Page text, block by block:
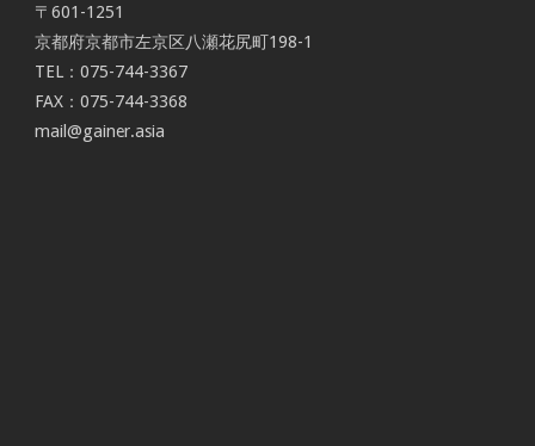
〒601-1251
京都府京都市左京区八瀬花尻町198-1
TEL：075-744-3367
FAX：075-744-3368
mail@gainer.asia